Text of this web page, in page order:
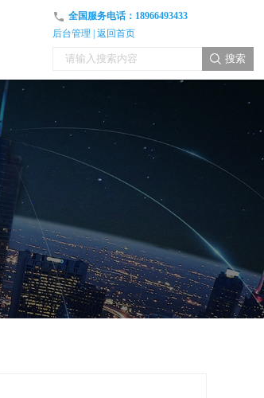
全国服务电话： 18966493433
后台管理 | 返回首页
搜索